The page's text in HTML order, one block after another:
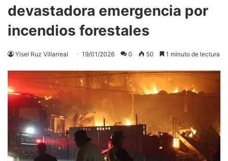
devastadora emergencia por
incendios forestales
Yisel Ruz Villarreal 19/01/2026 0 50 1 minuto de lectura